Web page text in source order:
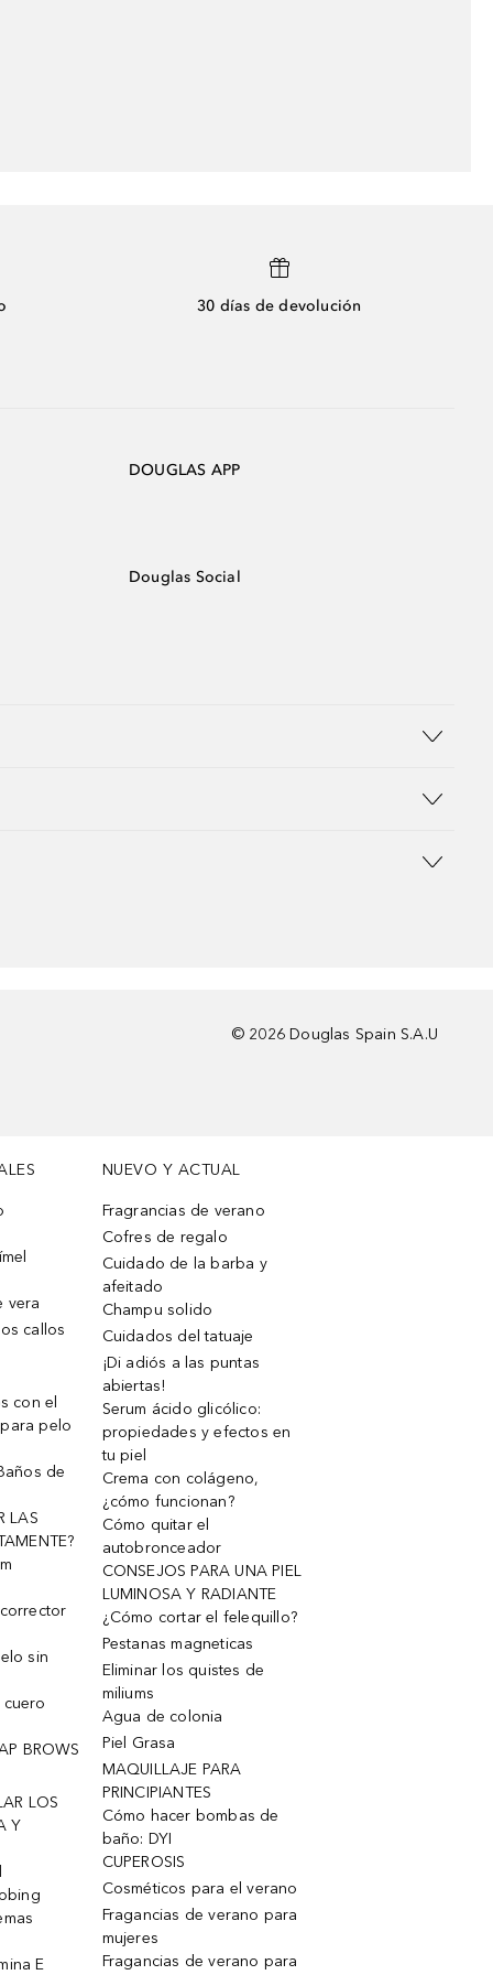
30 días de devolución
DOUGLAS APP
Douglas Social
© 2026 Douglas Spain S.A.U
vera
callos
con el
pelo
de
LAS
sin
cuero
BROWS
LOS
Y
E
NUEVO Y ACTUAL
Fragrancias de verano
Cofres de regalo
Cuidado de la barba y
afeitado
Champu solido
Cuidados del tatuaje
¡Di adiós a las puntas
abiertas!
Serum ácido glicólico:
propiedades y efectos en
tu piel
Crema con colágeno,
¿cómo funcionan?
Cómo quitar el
autobronceador
CONSEJOS PARA UNA PIEL
LUMINOSA Y RADIANTE
¿Cómo cortar el felequillo?
Pestanas magneticas
Eliminar los quistes de
miliums
Agua de colonia
Piel Grasa
MAQUILLAJE PARA
PRINCIPIANTES
Cómo hacer bombas de
baño: DYI
CUPEROSIS
Cosméticos para el verano
Fragancias de verano para
mujeres
Fragancias de verano para